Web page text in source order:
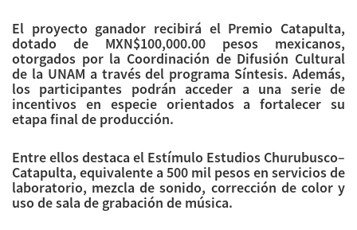
El proyecto ganador recibirá el Premio Catapulta,
dotado de MXN$100,000.00 pesos mexicanos,
otorgados por la Coordinación de Difusión Cultural
de la UNAM a través del programa Síntesis. Además,
los participantes podrán acceder a una serie de
incentivos en especie orientados a fortalecer su
etapa final de producción.
Entre ellos destaca el Estímulo Estudios Churubusco–
Catapulta, equivalente a 500 mil pesos en servicios de
laboratorio, mezcla de sonido, corrección de color y
uso de sala de grabación de música.